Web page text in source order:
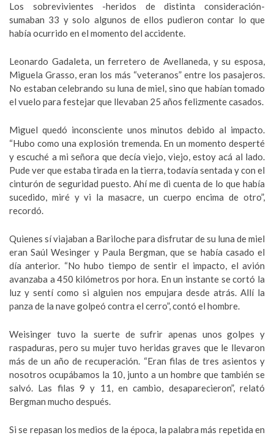
Los sobrevivientes -heridos de distinta consideración-
sumaban 33 y solo algunos de ellos pudieron contar lo que
había ocurrido en el momento del accidente.
Leonardo Gadaleta, un ferretero de Avellaneda, y su esposa,
Miguela Grasso, eran los más “veteranos” entre los pasajeros.
No estaban celebrando su luna de miel, sino que habían tomado
el vuelo para festejar que llevaban 25 años felizmente casados.
Miguel quedó inconsciente unos minutos debido al impacto.
“Hubo como una explosión tremenda. En un momento desperté
y escuché a mi señora que decía viejo, viejo, estoy acá al lado.
Pude ver que estaba tirada en la tierra, todavía sentada y con el
cinturón de seguridad puesto. Ahí me di cuenta de lo que había
sucedido, miré y vi la masacre, un cuerpo encima de otro”,
recordó.
Quienes sí viajaban a Bariloche para disfrutar de su luna de miel
eran Saúl Wesinger y Paula Bergman, que se había casado el
día anterior. “No hubo tiempo de sentir el impacto, el avión
avanzaba a 450 kilómetros por hora. En un instante se cortó la
luz y sentí como si alguien nos empujara desde atrás. Allí la
panza de la nave golpeó contra el cerro”, contó el hombre.
Weisinger tuvo la suerte de sufrir apenas unos golpes y
raspaduras, pero su mujer tuvo heridas graves que le llevaron
más de un año de recuperación. “Eran filas de tres asientos y
nosotros ocupábamos la 10, junto a un hombre que también se
salvó. Las filas 9 y 11, en cambio, desaparecieron”, relató
Bergman mucho después.
Si se repasan los medios de la época, la palabra más repetida en